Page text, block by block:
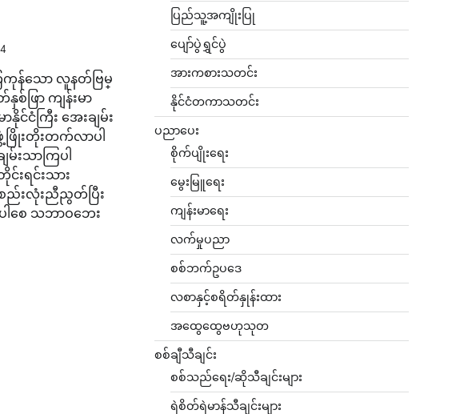
ြကုန်သော လူနတ်ဗြမ္
ဖြာ ကျန်းမာ
ာနိုင်ငံကြီး အေးချမ်း
ဖြိုးတိုးတက်လာပါ
မ်းသာကြပါ
င်းရင်းသား
ည်းလုံးညီညွတ်ပြီး
ပါစေ သဘာဝဘေး
ပြည်သူ့အကျိုးပြု
ပျော်ပွဲရွှင်ပွဲ
အားကစားသတင်း
နိုင်ငံတကာသတင်း
ပညာပေး
စိုက်ပျိုးရေး
မွေးမြူရေး
ကျန်းမာရေး
လက်မှုပညာ
စစ်ဘက်ဥပဒေ
လစာနှင့်စရိတ်နှုန်းထား
အထွေထွေဗဟုသုတ
စစ်ချီသီချင်း
စစ်သည်ရေး/ဆိုသီချင်းများ
ရဲစိတ်ရဲမာန်သီချင်းများ